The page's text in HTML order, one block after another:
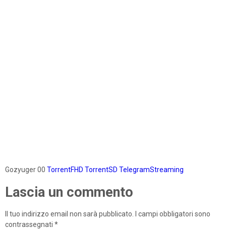
Gozyuger 00 TorrentFHD TorrentSD TelegramStreaming
Lascia un commento
Il tuo indirizzo email non sarà pubblicato.
I campi obbligatori sono
contrassegnati *